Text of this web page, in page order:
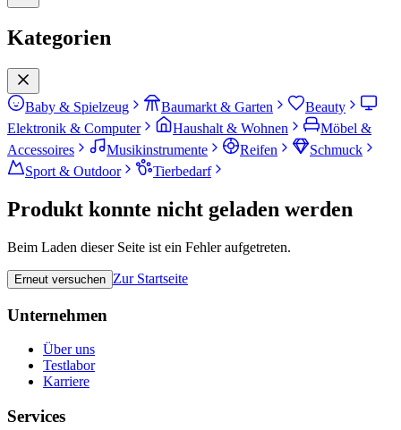
Kategorien
Baby & Spielzeug Baumarkt & Garten
Beauty
Elektronik & Computer
Haushalt & Wohnen
Möbel &
Accessoires
Musikinstrumente Reifen
Schmuck
Sport & Outdoor
Tierbedarf
Produkt konnte nicht geladen werden
Beim Laden dieser Seite ist ein Fehler aufgetreten.
Erneut versuchen Zur Startseite
Unternehmen
Über uns
Testlabor
Karriere
Services